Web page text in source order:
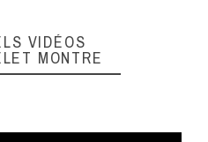
VIDÉOS
MONTRE